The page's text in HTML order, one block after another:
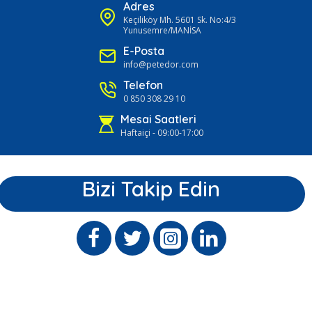
Adres
Keçiliköy Mh. 5601 Sk. No:4/3
Yunusemre/MANİSA
E-Posta
info@petedor.com
Telefon
0 850 308 29 10
Mesai Saatleri
Haftaiçi - 09:00-17:00
Bizi Takip Edin